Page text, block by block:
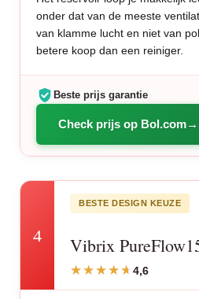
onder dat van de meeste
van klamme lucht en niet van
betere koop dan een reiniger.
Beste prijs garantie
Check prijs op Bol.com
4
BESTE DESIGN KEUZE
Vibrix
4,6